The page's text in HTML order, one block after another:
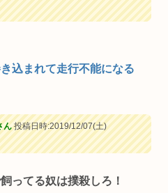
込まれて走行不能になる
ん投稿日時:2019/12/07(土)
ってる奴は撲殺しろ！